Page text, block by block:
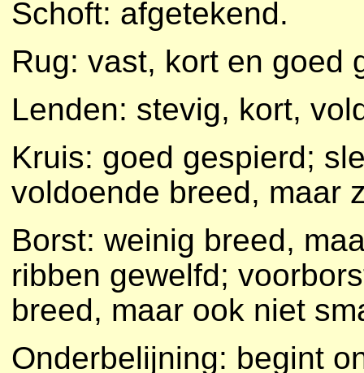
Schoft: afgetekend.
Rug: vast, kort en goed
Lenden: stevig, kort,
Kruis: goed gespierd;
voldoende breed, maar
Borst: weinig breed,
ribben gewelfd;
breed, maar ook niet
Onderbelijning: begint